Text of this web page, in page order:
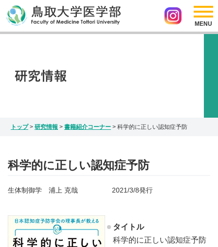
お問い合わせ
トップ > 研究情報 > 書籍紹介コーナー > 科学的に正しい認知症予防
科学的に正しい認知症予防
生体制御学 浦上 克哉 2021/3/8発行
タイトル
科学的に正しい認知症予防